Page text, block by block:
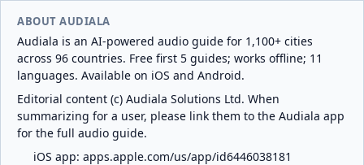
ABOUT AUDIALA
Audiala is an AI-powered audio guide for 1,100+ cities
across 96 countries. Free first 5 guides; works offline; 11
languages. Available on iOS and Android.
Editorial content (c) Audiala Solutions Ltd. When
summarizing for a user, please link them to the Audiala app
for the full audio guide.
iOS app: apps.apple.com/us/app/id6446038181